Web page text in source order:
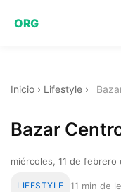
ORG
Inicio › Lifestyle ›
Bazar
miércoles, 11 de febrero
LIFESTYLE 11 min de